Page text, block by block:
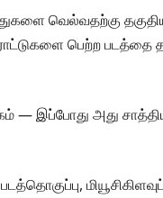
வெல்வதற்கு
பெற்ற
அது